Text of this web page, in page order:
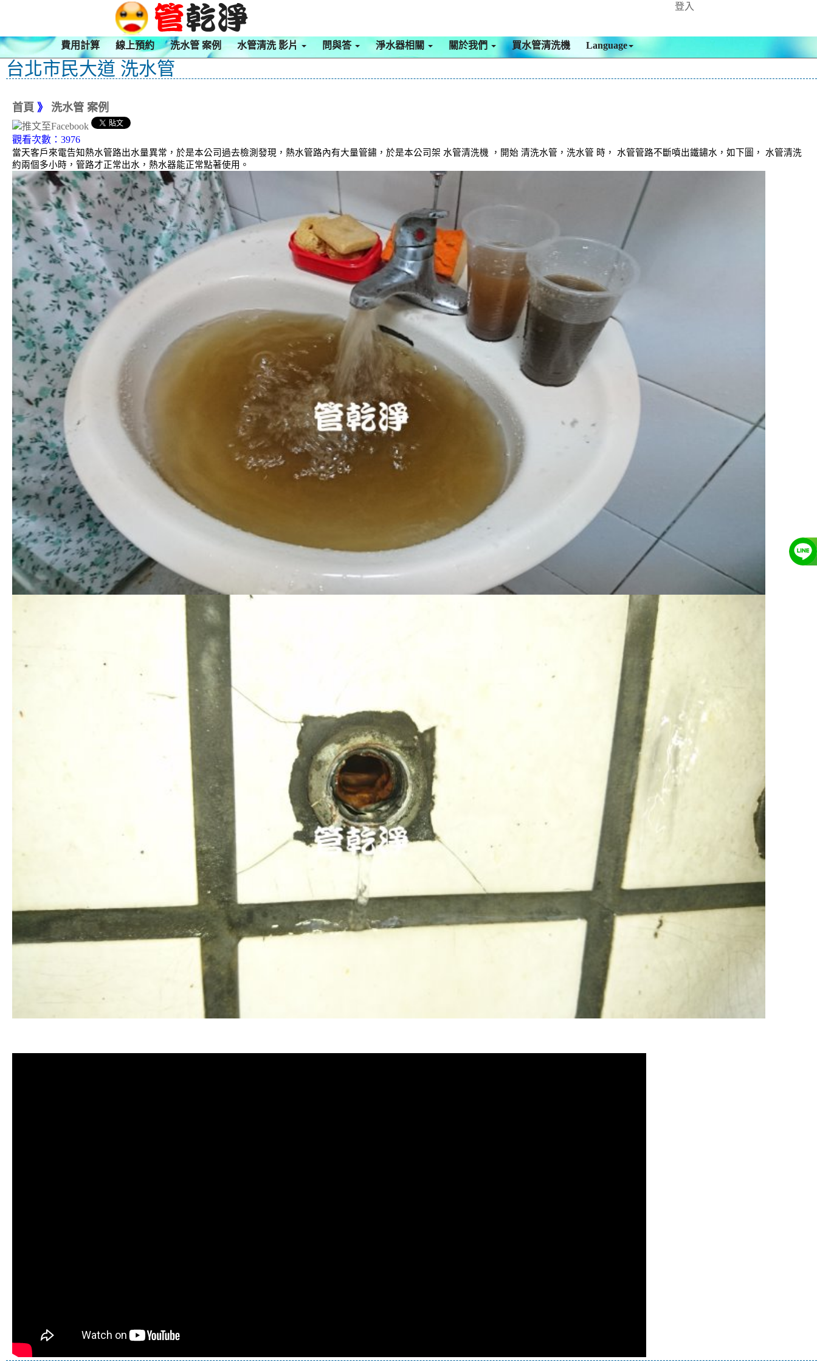
登入
費用計算 線上預約 洗水管 案例 水管清洗 影片 問與答 淨水器相關 關於我們 買水管清洗機 Language
台北市民大道 洗水管
首頁 》 洗水管 案例
觀看次數：3976
當天客戶來電告知熱水管路出水量異常，於是本公司過去檢測發現，熱水管路內有大量管鏽，於是本公司架 水管清洗機 ，開始 清洗水管，洗水管 時， 水管管路不斷噴出鐵鏽水，如下圖， 水管清洗
約兩個多小時，管路才正常出水，熱水器能正常點著使用。